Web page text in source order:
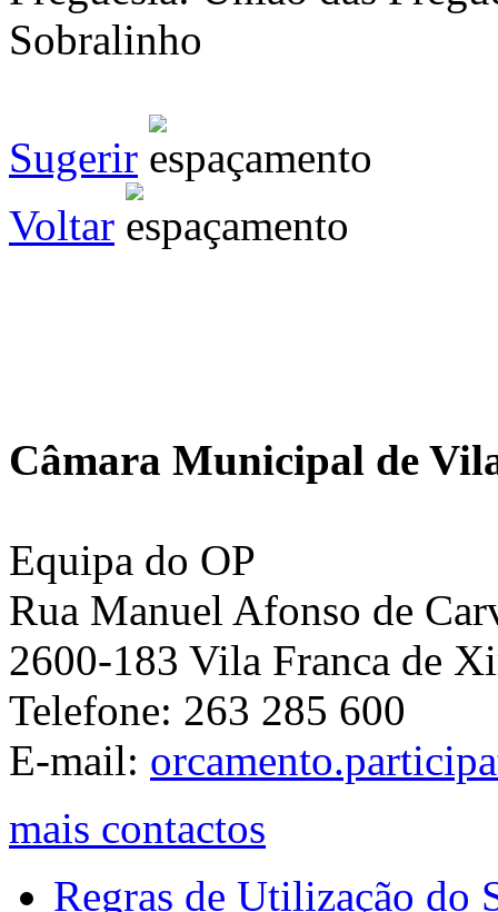
Sobralinho
Sugerir
Voltar
Câmara Municipal de
Equipa do OP
Rua Manuel Afonso de
2600-183 Vila Franca de
Telefone: 263 285 600
E-mail:
mais contactos
Regras de Utilização do